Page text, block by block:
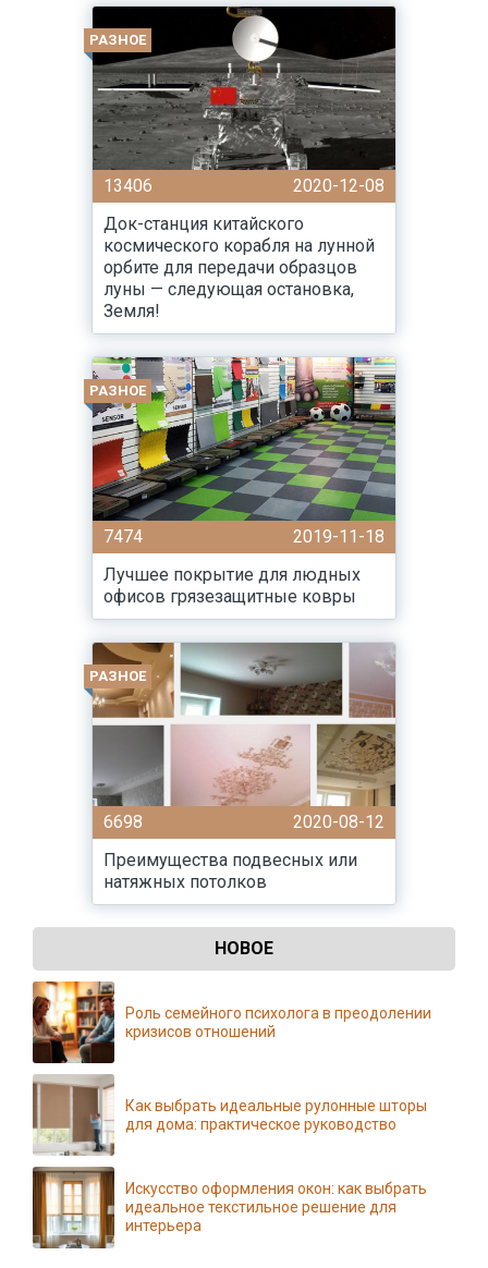
РАЗНОЕ
13406
2020-12-08
Док-станция китайского
космического корабля на лунной
орбите для передачи образцов
луны — следующая остановка,
Земля!
РАЗНОЕ
7474
2019-11-18
Лучшее покрытие для людных
офисов грязезащитные ковры
РАЗНОЕ
6698
2020-08-12
Преимущества подвесных или
натяжных потолков
НОВОЕ
Роль семейного психолога в преодолении
кризисов отношений
Как выбрать идеальные рулонные шторы
для дома: практическое руководство
Искусство оформления окон: как выбрать
идеальное текстильное решение для
интерьера